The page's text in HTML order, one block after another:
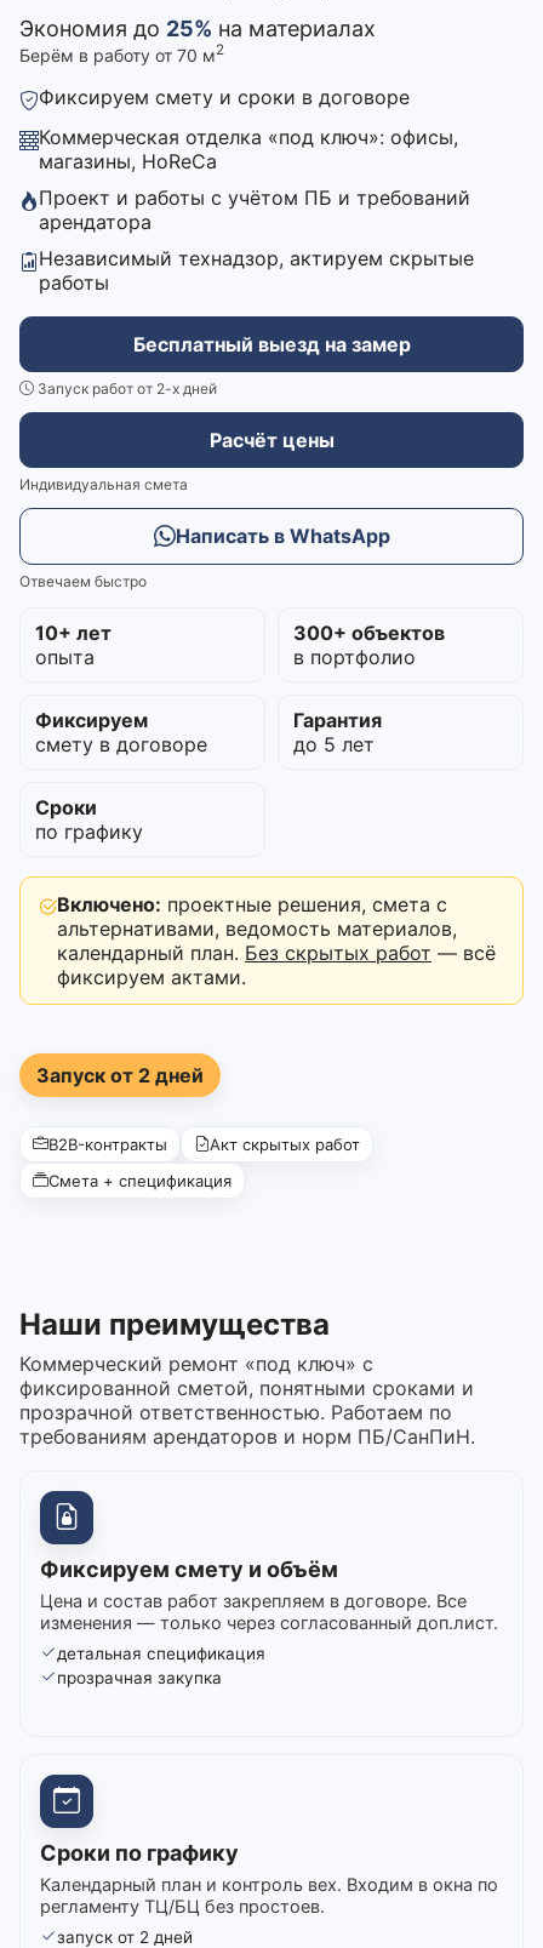
Экономия до 25% на материалах
Берём в работу от 70 м2
Фиксируем смету и сроки в договоре
Коммерческая отделка «под ключ»: офисы,
магазины, HoReCa
Проект и работы с учётом ПБ и требований
арендатора
Независимый технадзор, актируем скрытые
работы
Бесплатный выезд на замер
Запуск работ от 2-х дней
Расчёт цены
Индивидуальная смета
Написать в WhatsApp
Отвечаем быстро
10+ лет
опыта
300+ объектов
в портфолио
Фиксируем
смету в договоре
Гарантия
до 5 лет
Сроки
по графику
Включено: проектные решения, смета с
альтернативами, ведомость материалов,
календарный план. Без скрытых работ — всё
фиксируем актами.
Запуск от 2 дней
B2B-контракты
Акт скрытых работ
Смета + спецификация
Наши преимущества
Коммерческий ремонт «под ключ» с
фиксированной сметой, понятными сроками и
прозрачной ответственностью. Работаем по
требованиям арендаторов и норм ПБ/СанПиН.
Фиксируем смету и объём
Цена и состав работ закрепляем в договоре. Все
изменения — только через согласованный доп.лист.
детальная спецификация
прозрачная закупка
Сроки по графику
Календарный план и контроль вех. Входим в окна по
регламенту ТЦ/БЦ без простоев.
запуск от 2 дней